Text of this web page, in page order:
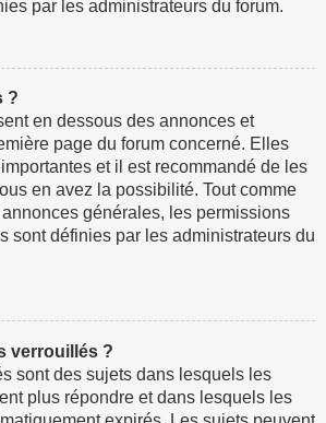
par les administrateurs du forum.
?
en dessous des annonces et
page du forum concerné. Elles
et il est recommandé de les
en avez la possibilité. Tout comme
générales, les permissions
sont définies par les administrateurs du
verrouillés ?
sont des sujets dans lesquels les
plus répondre et dans lesquels les